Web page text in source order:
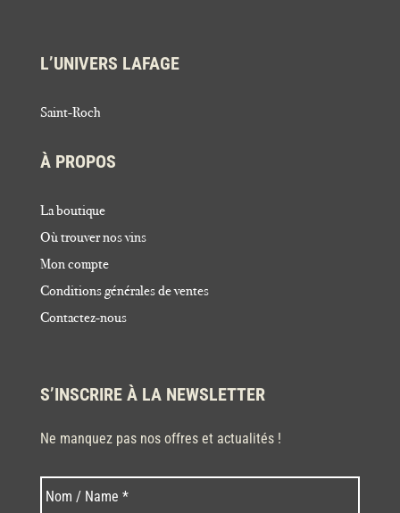
L’UNIVERS LAFAGE
Saint-Roch
À PROPOS
La boutique
Où trouver nos vins
Mon compte
Conditions générales de ventes
Contactez-nous
S’INSCRIRE À LA NEWSLETTER
Ne manquez pas nos offres et actualités !
Nom * Nom